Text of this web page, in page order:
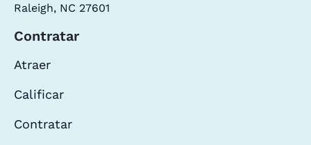
Raleigh, NC 27601
Contratar
Atraer
Calificar
Contratar